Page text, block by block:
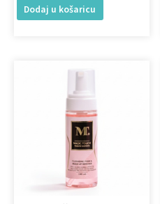
Dodaj u košaricu